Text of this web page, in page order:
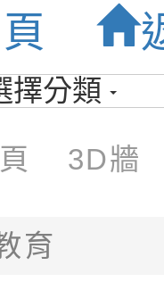
大坡
質校園
擇分類
3D牆
育